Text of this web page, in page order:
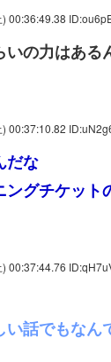
) 00:36:49.38
の力はある
) 00:37:10.82
だな
グチケッ
) 00:37:44.76
話でもな